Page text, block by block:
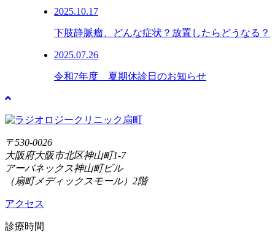
2025.10.17
下肢静脈瘤、どんな症状？放置したらどうなる？
2025.07.26
令和7年度 夏期休診日のお知らせ
〒530-0026
大阪府大阪市北区神山町1-7
アーバネックス神山町ビル
（扇町メディックスモール）2階
アクセス
診療時間